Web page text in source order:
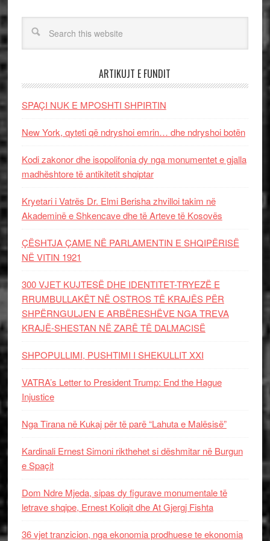
ARTIKUJT E FUNDIT
SPAÇI NUK E MPOSHTI SHPIRTIN
New York, qyteti që ndryshoi emrin… dhe ndryshoi botën
Kodi zakonor dhe isopolifonia dy nga monumentet e gjalla
madhështore të antikitetit shqiptar
Kryetari i Vatrës Dr. Elmi Berisha zhvilloi takim në
Akademinë e Shkencave dhe të Arteve të Kosovës
ÇËSHTJA ÇAME NË PARLAMENTIN E SHQIPËRISË
NË VITIN 1921
300 VJET KUJTESË DHE IDENTITET-TRYEZË E
RRUMBULLAKËT NË OSTROS TË KRAJËS PËR
SHPËRNGULJEN E ARBËRESHËVE NGA TREVA
KRAJË-SHESTAN NË ZARË TË DALMACISË
SHPOPULLIMI, PUSHTIMI I SHEKULLIT XXI
VATRA’s Letter to President Trump: End the Hague
Injustice
Nga Tirana në Kukaj për të parë “Lahuta e Malësisë”
Kardinali Ernest Simoni rikthehet si dëshmitar në Burgun
e Spaçit
Dom Ndre Mjeda, sipas dy figurave monumentale të
letrave shqipe, Ernest Koliqit dhe At Gjergj Fishta
36 vjet tranzicion, nga ekonomia prodhuese te ekonomia